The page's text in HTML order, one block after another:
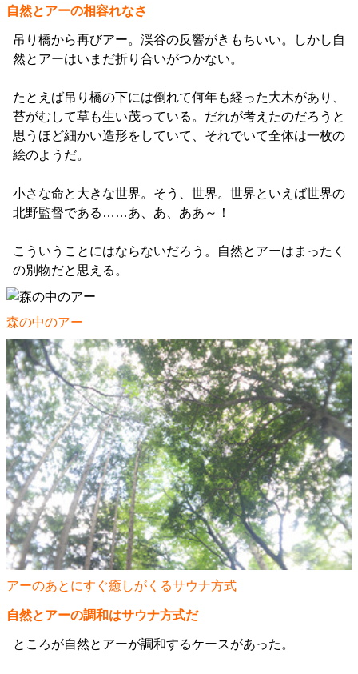
自然とアーの相容れなさ
吊り橋から再びアー。渓谷の反響がきもちいい。しかし自
然とアーはいまだ折り合いがつかない。
たとえば吊り橋の下には倒れて何年も経った大木があり、
苔がむして草も生い茂っている。だれが考えたのだろうと
思うほど細かい造形をしていて、それでいて全体は一枚の
絵のようだ。
小さな命と大きな世界。そう、世界。世界といえば世界の
北野監督である……あ、あ、ああ～！
こういうことにはならないだろう。自然とアーはまったく
の別物だと思える。
森の中のアー
アーのあとにすぐ癒しがくるサウナ方式
自然とアーの調和はサウナ方式だ
ところが自然とアーが調和するケースがあった。